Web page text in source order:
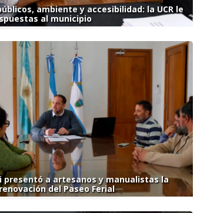
ambiente y accesibilidad: la UCR le
al municipio
presentó a artesanos y manualistas la
del Paseo Ferial